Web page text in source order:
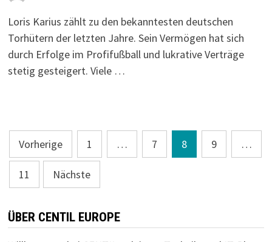
Loris Karius zählt zu den bekanntesten deutschen
Torhütern der letzten Jahre. Sein Vermögen hat sich
durch Erfolge im Profifußball und lukrative Verträge
stetig gesteigert. Viele …
Seitennummerierung
der
Beiträge
Vorherige 1 … 7 8 9 …
11 Nächste
ÜBER CENTIL EUROPE